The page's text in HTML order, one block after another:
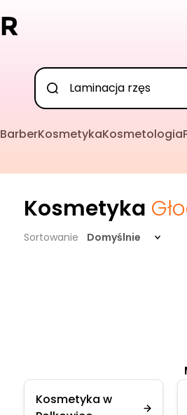
BarberKosmetykaKosmetologia
Kosmetyka
Sortowanie Domyślnie
Kosmetyka w